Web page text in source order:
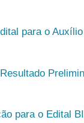
para o
para o Edital